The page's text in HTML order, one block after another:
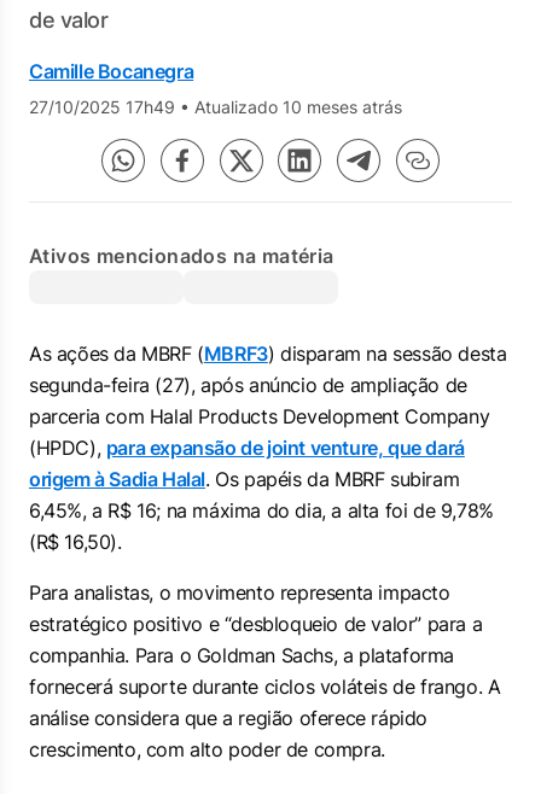
de valor
Camille Bocanegra
27/10/2025 17h49 • Atualizado 10 meses atrás
Ativos mencionados na matéria
As ações da MBRF (MBRF3) disparam na sessão desta
segunda-feira (27), após anúncio de ampliação de
parceria com Halal Products Development Company
(HPDC), para expansão de joint venture, que dará
origem à Sadia Halal. Os papéis da MBRF subiram
6,45%, a R$ 16; na máxima do dia, a alta foi de 9,78%
(R$ 16,50).
Para analistas, o movimento representa impacto
estratégico positivo e “desbloqueio de valor” para a
companhia. Para o Goldman Sachs, a plataforma
fornecerá suporte durante ciclos voláteis de frango. A
análise considera que a região oferece rápido
crescimento, com alto poder de compra.